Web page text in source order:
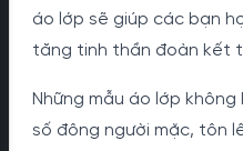
áo lớp sẽ giúp các bạn
tăng tinh thần đoàn kết
Những mẫu áo lớp
số đông người mặc, tôn